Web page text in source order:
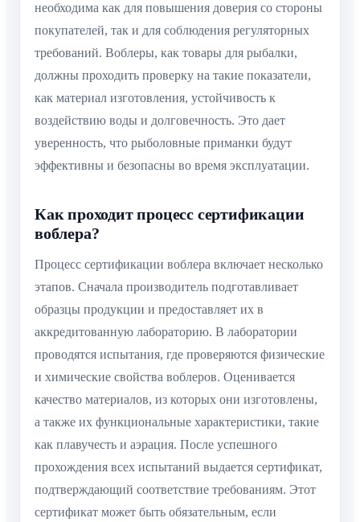
необходима как для повышения доверия со стороны
покупателей, так и для соблюдения регуляторных
требований. Воблеры, как товары для рыбалки,
должны проходить проверку на такие показатели,
как материал изготовления, устойчивость к
воздействию воды и долговечность. Это дает
уверенность, что рыболовные приманки будут
эффективны и безопасны во время эксплуатации.
Как проходит процесс сертификации
воблера?
Процесс сертификации воблера включает несколько
этапов. Сначала производитель подготавливает
образцы продукции и предоставляет их в
аккредитованную лабораторию. В лаборатории
проводятся испытания, где проверяются физические
и химические свойства воблеров. Оценивается
качество материалов, из которых они изготовлены,
а также их функциональные характеристики, такие
как плавучесть и аэрация. После успешного
прохождения всех испытаний выдается сертификат,
подтверждающий соответствие требованиям. Этот
сертификат может быть обязательным, если